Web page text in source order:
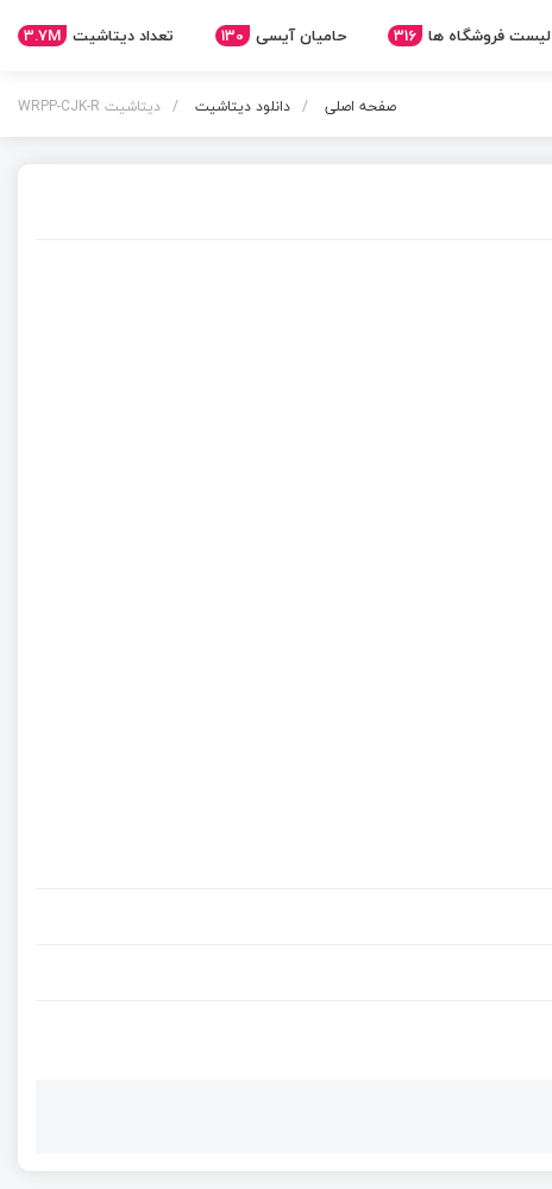
لیست فروشگاه ها 316 حامیان آیسی 130 تعداد دیتاشیت 3.7M
صفحه اصلی دانلود دیتاشیت دیتاشیت WRPP-CJK-R